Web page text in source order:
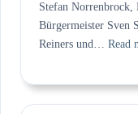
Stefan
Bürgermeister Sven
Reiners und… Read